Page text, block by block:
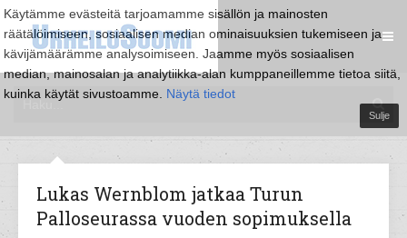
Käytämme evästeitä tarjoamamme sisällön ja mainosten
räätälöimiseen, sosiaalisen median ominaisuuksien tukemiseen ja
kävijämäärämme analysoimiseen. Jaamme myös sosiaalisen
median, mainosalan ja analytiikka-alan kumppaneillemme tietoa siitä,
kuinka käytät sivustoamme. Näytä tiedot
Sulje
Lukas Wernblom jatkaa Turun
Palloseurassa vuoden sopimuksella